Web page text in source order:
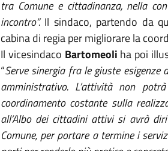
tra Comune e cittadinanza, nella
incontro”. Il sindaco, partendo da
cabina di regia per migliorare la
Il vicesindaco Bartomeoli ha poi
“Serve sinergia fra le giuste
amministrativo. L’attività non
coordinamento costante sulla
all’Albo dei cittadini attivi si avrà
Comune, per portare a termine i